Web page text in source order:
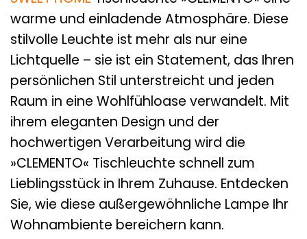
warme und einladende Atmosphäre. Diese
stilvolle Leuchte ist mehr als nur eine
Lichtquelle – sie ist ein Statement, das Ihren
persönlichen Stil unterstreicht und jeden
Raum in eine Wohlfühloase verwandelt. Mit
ihrem eleganten Design und der
hochwertigen Verarbeitung wird die
»CLEMENTO« Tischleuchte schnell zum
Lieblingsstück in Ihrem Zuhause. Entdecken
Sie, wie diese außergewöhnliche Lampe Ihr
Wohnambiente bereichern kann.